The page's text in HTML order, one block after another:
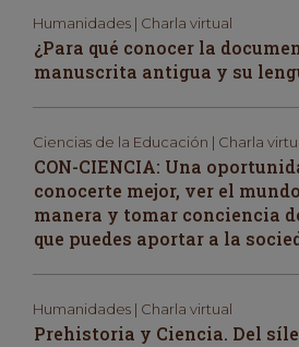
Humanidades | Charla virtual
¿Para qué conocer la
manuscrita antigua y su
Ciencias de la Educación | Charla
CON-CIENCIA: Una
conocerte mejor, ver el
manera y tomar conciencia
que puedes aportar a la
Humanidades | Charla virtual
Prehistoria y Ciencia. Del